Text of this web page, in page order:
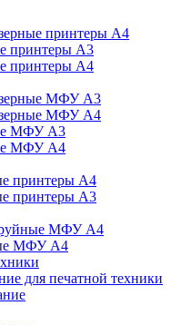
принтеры А4
принтеры А3
принтеры А4
МФУ А3
МФУ А4
МФУ А3
МФУ А4
принтеры А4
принтеры А3
МФУ А4
МФУ А4
для печатной техники